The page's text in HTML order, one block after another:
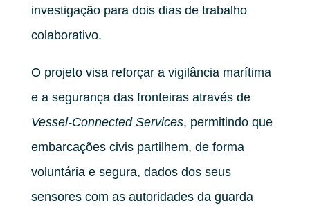
investigação para dois dias de trabalho
colaborativo.
O projeto visa reforçar a vigilância marítima
e a segurança das fronteiras através de
Vessel-Connected Services, permitindo que
embarcações civis partilhem, de forma
voluntária e segura, dados dos seus
sensores com as autoridades da guarda